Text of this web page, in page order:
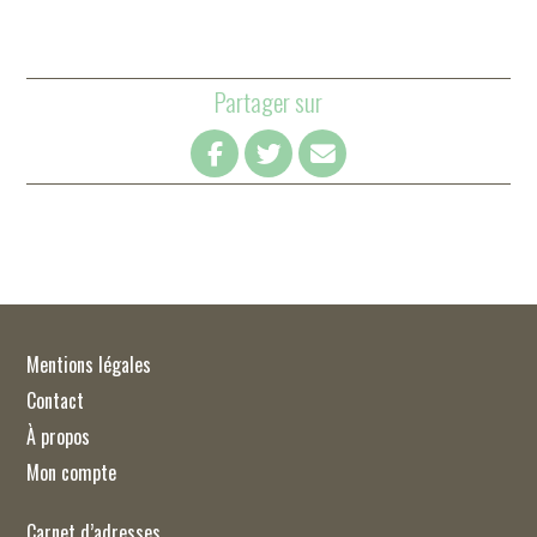
Partager sur
Mentions légales
Contact
À propos
Mon compte